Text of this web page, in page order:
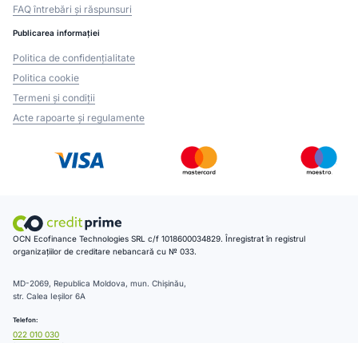
FAQ întrebări și răspunsuri
Publicarea informației
Politica de confidențialitate
Politica cookie
Termeni și condiții
Acte rapoarte și regulamente
OCN Ecofinance Technologies SRL c/f 1018600034829. Înregistrat în registrul
organizațiilor de creditare nebancară cu № 033.
MD-2069, Republica Moldova, mun. Chișinău,
str. Calea Ieșilor 6A
Telefon:
022 010 030